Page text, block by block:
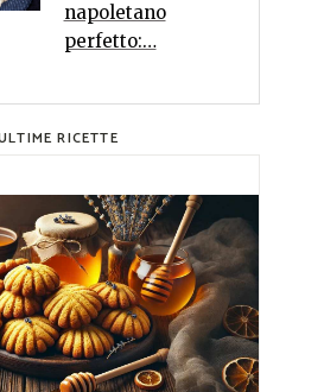
napoletano
perfetto:…
RICETTE